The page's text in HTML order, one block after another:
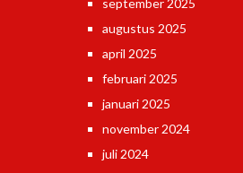
augustus 2025
april 2025
februari 2025
januari 2025
november 2024
juli 2024